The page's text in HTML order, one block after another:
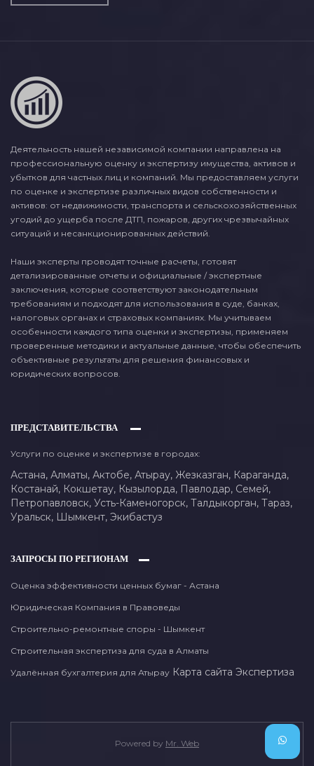
Деятельность нашей независимой компании направлена на
профессиональную оценку и экспертизу имущества, активов и
убытков для частных лиц и компаний. Мы предоставляем услуги
по оценке и экспертизе различных видов собственности и
активов: от недвижимости, транспорта и сельскохозяйственных
угодий до ущерба после ДТП, пожаров, других чрезвычайных
ситуаций и несанкционированных действий.
Наши эксперты проводят точные расчеты, готовят
детализированные отчеты и официальные / экспертные
заключения, которые соответствуют законодательным
требованиям и подходят для использования в суде, банках,
налоговых органах и страховых компаниях. Мы учитываем
особенности каждого типа оценки и экспертизы, применяем
проверенные методики и актуальные данные, чтобы обеспечить
объективные результаты для решения финансовых и
юридических вопросов.
ПРЕДСТАВИТЕЛЬСТВА
Услуги по оценке и экспертизе в городах:
Астана, Алматы, Актобе, Атырау, Жезказган, Караганда,
Костанай, Кокшетау, Кызылорда, Павлодар, Семей,
Петропавловск, Усть-Каменогорск, Талдыкорган, Тараз,
Уральск, Шымкент, Экибастуз
ЗАПРОСЫ ПО РЕГИОНАМ
Оценка эффективности ценных бумаг - Астана
Юридическая Компания в Правоведы
Строительно-ремонтные споры - Шымкент
Строительная экспертиза для суда в Алматы
Удалённая бухгалтерия для Атырау Карта сайта Экспертиза
Powered by Mr. Web